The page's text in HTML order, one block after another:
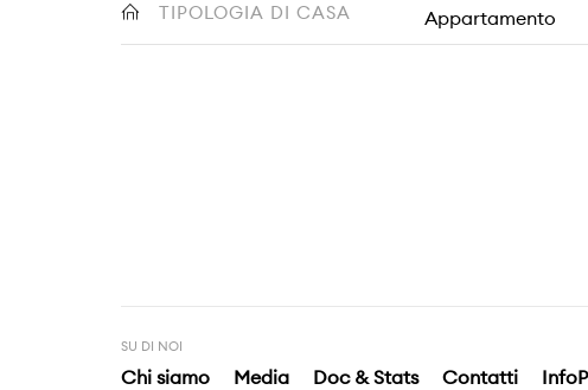
TIPOLOGIA DI CASA Appartamento
SU DI NOI
Chi siamo Media Doc & Stats Contatti